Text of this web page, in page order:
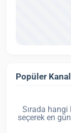
Popüler
Sırada
seçerek en